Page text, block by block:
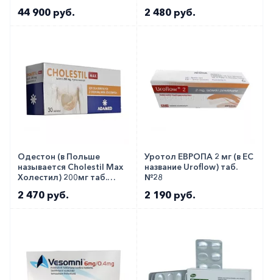
44 900 руб. 2 480 руб.
Одестон (в Польше
называется Cholestil Max
Холестил) 200мг таб.
2 470 руб.
Уротол ЕВРОПА 2 мг (в ЕС
название Uroflow) таб.
№28
2 190 руб.